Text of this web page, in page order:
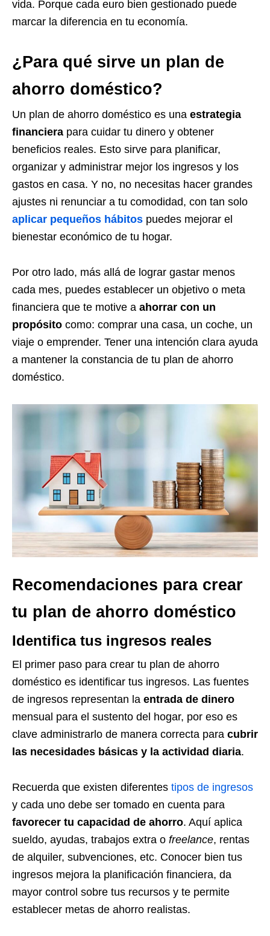
vida. Porque cada euro bien gestionado puede
marcar la diferencia en tu economía.
¿Para qué sirve un plan de
ahorro doméstico?
Un plan de ahorro doméstico es una estrategia
financiera para cuidar tu dinero y obtener
beneficios reales. Esto sirve para planificar,
organizar y administrar mejor los ingresos y los
gastos en casa. Y no, no necesitas hacer grandes
ajustes ni renunciar a tu comodidad, con tan solo
aplicar pequeños hábitos puedes mejorar el
bienestar económico de tu hogar.
Por otro lado, más allá de lograr gastar menos
cada mes, puedes establecer un objetivo o meta
financiera que te motive a ahorrar con un
propósito como: comprar una casa, un coche, un
viaje o emprender. Tener una intención clara ayuda
a mantener la constancia de tu plan de ahorro
doméstico.
Recomendaciones para crear
tu plan de ahorro doméstico
Identifica tus ingresos reales
El primer paso para crear tu plan de ahorro
doméstico es identificar tus ingresos. Las fuentes
de ingresos representan la entrada de dinero
mensual para el sustento del hogar, por eso es
clave administrarlo de manera correcta para cubrir
las necesidades básicas y la actividad diaria.
Recuerda que existen diferentes tipos de ingresos
y cada uno debe ser tomado en cuenta para
favorecer tu capacidad de ahorro. Aquí aplica
sueldo, ayudas, trabajos extra o freelance, rentas
de alquiler, subvenciones, etc. Conocer bien tus
ingresos mejora la planificación financiera, da
mayor control sobre tus recursos y te permite
establecer metas de ahorro realistas.